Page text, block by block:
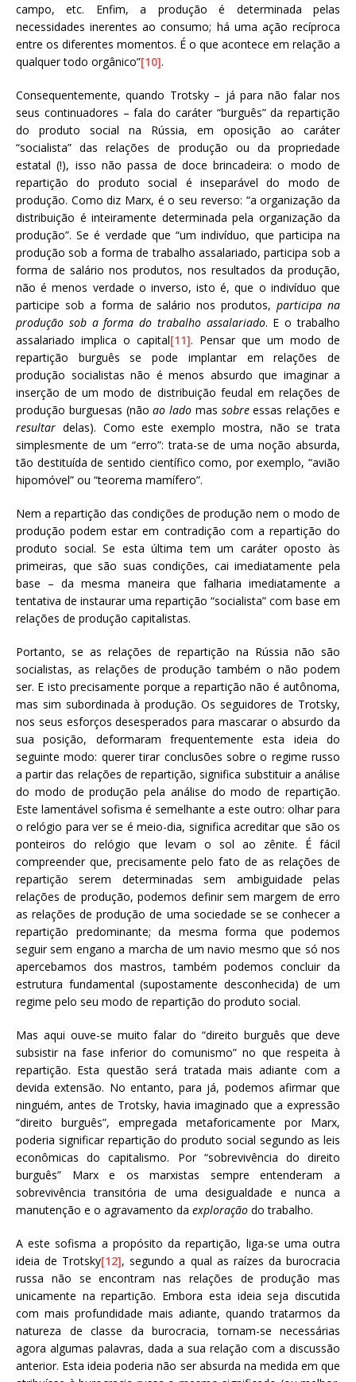
campo, etc. Enfim, a produção é determinada pelas
necessidades inerentes ao consumo; há uma ação recíproca
entre os diferentes momentos. É o que acontece em relação a
qualquer todo orgânico”[10].
Consequentemente, quando Trotsky – já para não falar nos
seus continuadores – fala do caráter “burguês” da repartição
do produto social na Rússia, em oposição ao caráter
“socialista” das relações de produção ou da propriedade
estatal (!), isso não passa de doce brincadeira: o modo de
repartição do produto social é inseparável do modo de
produção. Como diz Marx, é o seu reverso: “a organização da
distribuição é inteiramente determinada pela organização da
produção”. Se é verdade que “um indivíduo, que participa na
produção sob a forma de trabalho assalariado, participa sob a
forma de salário nos produtos, nos resultados da produção,
não é menos verdade o inverso, isto é, que o indivíduo que
participe sob a forma de salário nos produtos,participa na
produção sob a forma do trabalho assalariado. E o trabalho
assalariado implica o capital[11]. Pensar que um modo de
repartição burguês se pode implantar em relações de
produção socialistas não é menos absurdo que imaginar a
inserção de um modo de distribuição feudal em relações de
produção burguesas (nãoao lado mas sobreessas relações e
resultar delas). Como este exemplo mostra, não se trata
simplesmente de um “erro”: trata-se de uma noção absurda,
tão destituída de sentido científico como, por exemplo, “avião
hipomóvel” ou “teorema mamífero”.
Nem a repartição das condições de produção nem o modo de
produção podem estar em contradição com a repartição do
produto social. Se esta última tem um caráter oposto às
primeiras, que são suas condições, cai imediatamente pela
base – da mesma maneira que falharia imediatamente a
tentativa de instaurar uma repartição “socialista” com base em
relações de produção capitalistas.
Portanto, se as relações de repartição na Rússia não são
socialistas, as relações de produção também o não podem
ser. E isto precisamente porque a repartição não é autônoma,
mas sim subordinada à produção. Os seguidores de Trotsky,
nos seus esforços desesperados para mascarar o absurdo da
sua posição, deformaram frequentemente esta ideia do
seguinte modo: querer tirar conclusões sobre o regime russo
a partir das relações de repartição, significa substituir a análise
do modo de produção pela análise do modo de repartição.
Este lamentável sofisma é semelhante a este outro: olhar para
o relógio para ver se é meio-dia, significa acreditar que são os
ponteiros do relógio que levam o sol ao zênite. É fácil
compreender que, precisamente pelo fato de as relações de
repartição serem determinadas sem ambiguidade pelas
relações de produção, podemos definir sem margem de erro
as relações de produção de uma sociedade se se conhecer a
repartição predominante; da mesma forma que podemos
seguir sem engano a marcha de um navio mesmo que só nos
apercebamos dos mastros, também podemos concluir da
estrutura fundamental (supostamente desconhecida) de um
regime pelo seu modo de repartição do produto social.
Mas aqui ouve-se muito falar do “direito burguês que deve
subsistir na fase inferior do comunismo” no que respeita à
repartição. Esta questão será tratada mais adiante com a
devida extensão. No entanto, para já, podemos afirmar que
ninguém, antes de Trotsky, havia imaginado que a expressão
“direito burguês”, empregada metaforicamente por Marx,
poderia significar repartição do produto social segundo as leis
econômicas do capitalismo. Por “sobrevivência do direito
burguês” Marx e os marxistas sempre entenderam a
sobrevivência transitória de uma desigualdade e nunca a
manutenção e o agravamento da exploração do trabalho.
A este sofisma a propósito da repartição, liga-se uma outra
ideia de Trotsky[12], segundo a qual as raízes da burocracia
russa não se encontram nas relações de produção mas
unicamente na repartição. Embora esta ideia seja discutida
com mais profundidade mais adiante, quando tratarmos da
natureza de classe da burocracia, tornam-se necessárias
agora algumas palavras, dada a sua relação com a discussão
anterior. Esta ideia poderia não ser absurda na medida em que